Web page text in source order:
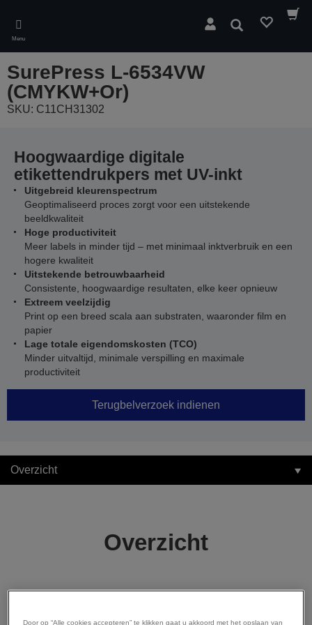
main
content
Menu
Zoeken
SurePress L-6534VW
(CMYKW+Or)
SKU: C11CH31302
Hoogwaardige digitale
etikettendrukpers met UV-inkt
Uitgebreid kleurenspectrum
Geoptimaliseerd proces zorgt voor een uitstekende
beeldkwaliteit
Hoge productiviteit
Meer labels in minder tijd – met minimaal inktverbruik en een
hogere kwaliteit
Uitstekende betrouwbaarheid
Consistente, hoogwaardige resultaten, elke keer opnieuw
Extreem veelzijdig
Print op een breed scala aan substraten, waaronder film en
papier
Lage totale eigendomskosten (TCO)
Minder uitvaltijd, minimale verspilling en maximale
productiviteit
Terugbelverzoek indienen
Overzicht
Overzicht
Door op “Alle cookies accepteren” te klikken gaat u akkoord met het opslaan van